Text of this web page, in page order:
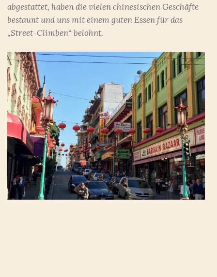
abgestattet, haben die vielen chinesischen Geschäfte
bestaunt und uns mit einem guten Essen für das
„Street-Climben“ belohnt.